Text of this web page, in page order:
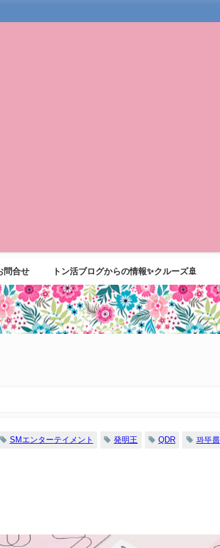
問合せ トン活ブログからの情報✨クルーズ🚢
SMエンターテイメント 発明王 QDR 꽈뚜룹